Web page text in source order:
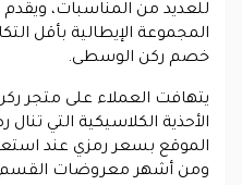
للعديد من المناسبات،
المجموعة الإيطالية بأقل
خصم ركن الوسطى.
يتهافت العملاء على متجر
الأحذية الكلاسيكية التي
الموقع بسعر رمزي عند
ومن أشهر معروضات القسم